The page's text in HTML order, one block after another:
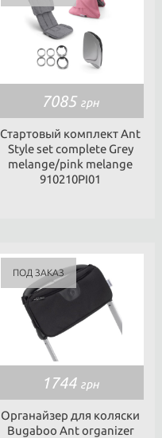
7085 грн
Стартовый комплект Ant
Style set complete Grey
melange/pink melange
910210PI01
1744 грн
Органайзер для коляски
Bugaboo Ant organizer